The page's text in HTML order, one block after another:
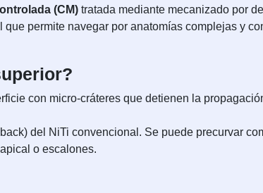
(CM) tratada mediante mecanizado por
permite navegar por anatomías complejas y
con micro-cráteres que detienen la
del NiTi convencional. Se puede precurvar
o escalones.